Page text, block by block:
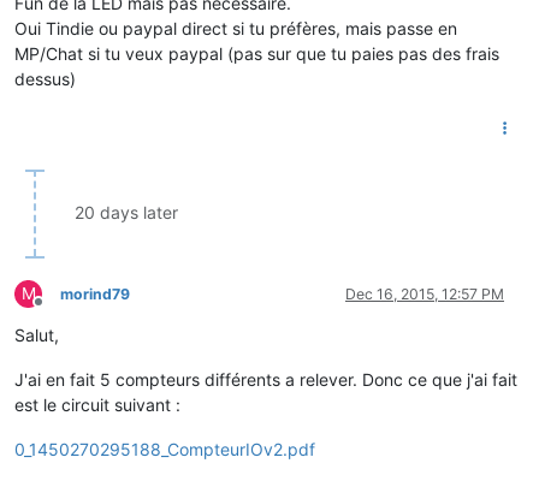
Oui Tindie ou paypal direct si tu préfères, mais passe en
MP/Chat si tu veux paypal (pas sur que tu paies pas des frais
dessus)
20 days later
M
Offline
morind79 Dec 16, 2015, 12:57 PM
Salut,
J'ai en fait 5 compteurs différents a relever. Donc ce que j'ai fait
est le circuit suivant :
0_1450270295188_CompteurIOv2.pdf